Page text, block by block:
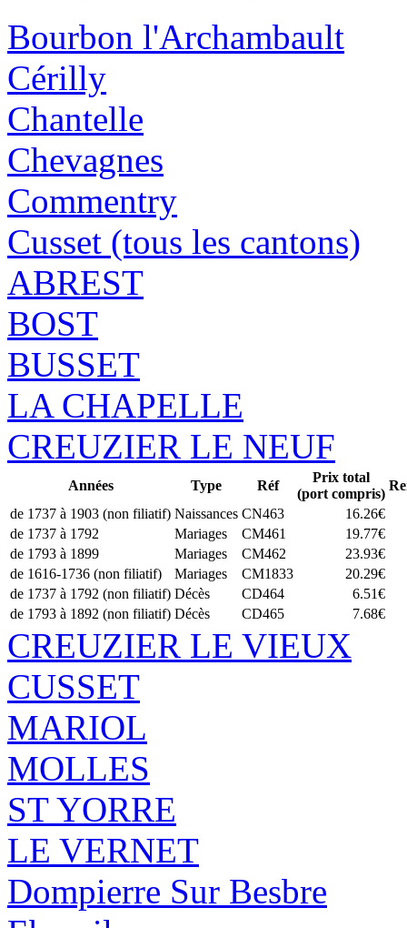
Bourbon l'Archambault
Cérilly
Chantelle
Chevagnes
Commentry
Cusset (tous les cantons)
ABREST
BOST
BUSSET
LA CHAPELLE
CREUZIER LE NEUF
Années Type Réf
Prix total
(port compris)
de 1737 à 1903 (non filiatif) Naissances CN463
16.26€
de 1737 à 1792
Mariages CM461
19.77€
de 1793 à 1899
Mariages CM462
23.93€
de 1616-1736 (non filiatif)
Mariages CM1833
20.29€
de 1737 à 1792 (non filiatif) Décès CD464
6.51€
de 1793 à 1892 (non filiatif) Décès CD465 7.68€
CREUZIER LE VIEUX
CUSSET
MARIOL
MOLLES
ST YORRE
LE VERNET
Dompierre Sur Besbre